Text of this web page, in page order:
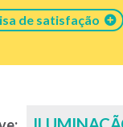
de satisfação